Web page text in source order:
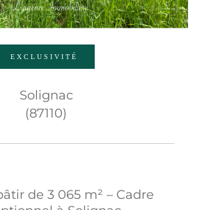
EXCLUSIVITÉ
Solignac
(87110)
de 3 065 m² – Cadre